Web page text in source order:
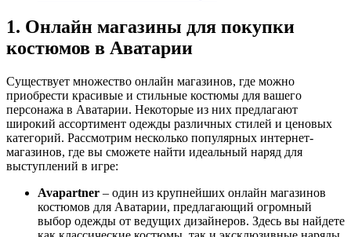
1. Онлайн магазины для покупки
костюмов в Аватарии
Существует множество онлайн магазинов, где можно
приобрести красивые и стильные костюмы для вашего
персонажа в Аватарии. Некоторые из них предлагают
широкий ассортимент одежды различных стилей и ценовых
категорий. Рассмотрим несколько популярных интернет-
магазинов, где вы сможете найти идеальный наряд для
выступлений в игре:
Avapartner – один из крупнейших онлайн магазинов
костюмов для Аватарии, предлагающий огромный
выбор одежды от ведущих дизайнеров. Здесь вы найдете